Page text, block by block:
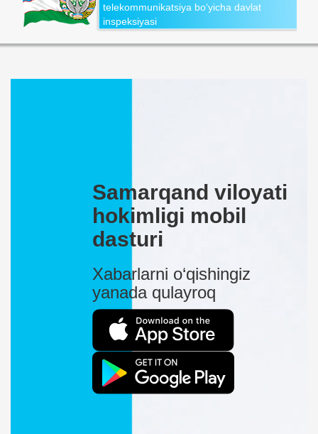
telekommunikatsiya bo‘yicha davlat
inspeksiyasi
Samarqand viloyati
hokimligi mobil
dasturi
Xabarlarni o‘qishingiz
yanada qulayroq